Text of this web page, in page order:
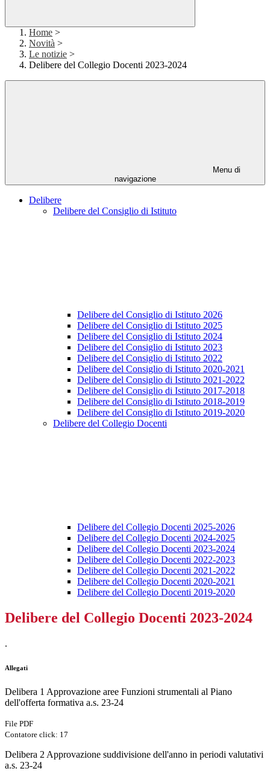
Home >
Novità >
Le notizie >
Delibere del Collegio Docenti 2023-2024
Menu di
navigazione
Delibere
Delibere del Consiglio di Istituto
Delibere del Consiglio di Istituto 2026
Delibere del Consiglio di Istituto 2025
Delibere del Consiglio di Istituto 2024
Delibere del Consiglio di Istituto 2023
Delibere del Consiglio di Istituto 2022
Delibere del Consiglio di Istituto 2020-2021
Delibere del Consiglio di Istituto 2021-2022
Delibere del Consiglio di Istituto 2017-2018
Delibere del Consiglio di Istituto 2018-2019
Delibere del Consiglio di Istituto 2019-2020
Delibere del Collegio Docenti
Delibere del Collegio Docenti 2025-2026
Delibere del Collegio Docenti 2024-2025
Delibere del Collegio Docenti 2023-2024
Delibere del Collegio Docenti 2022-2023
Delibere del Collegio Docenti 2021-2022
Delibere del Collegio Docenti 2020-2021
Delibere del Collegio Docenti 2019-2020
Delibere del Collegio Docenti 2023-2024
.
Allegati
Delibera 1 Approvazione aree Funzioni strumentali al Piano
dell'offerta formativa a.s. 23-24
File PDF
Contatore click: 17
Delibera 2 Approvazione suddivisione dell'anno in periodi valutativi
a.s. 23-24